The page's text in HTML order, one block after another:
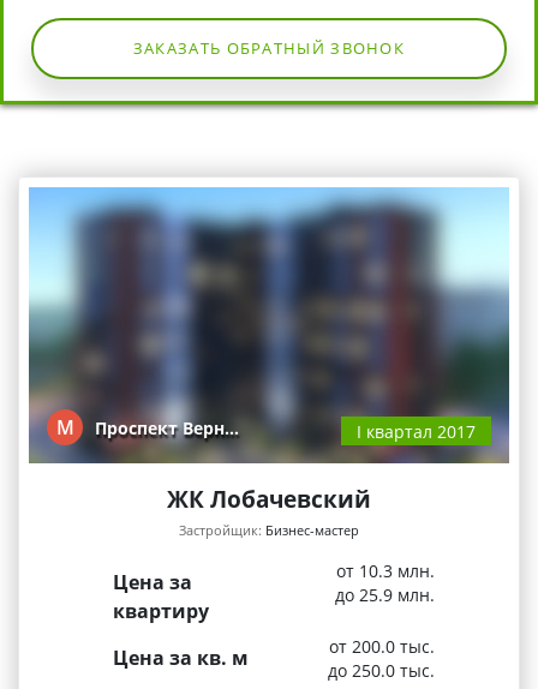
ЗАКАЗАТЬ ОБРАТНЫЙ ЗВОНОК
М Проспект Верн… I квартал 2017
ЖК Лобачевский
Застройщик: Бизнес-мастер
Цена за
квартиру
от 10.3 млн.
до 25.9 млн.
Цена за кв. м
от 200.0 тыс.
до 250.0 тыс.